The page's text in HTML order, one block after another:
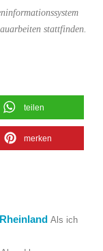
stattfinden.
teilen
merken
Als ich